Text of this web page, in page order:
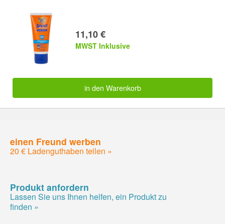
11,10 €
MWST Inklusive
in den Warenkorb
einen Freund werben
20 € Ladenguthaben teilen »
Produkt anfordern
Lassen Sie uns Ihnen helfen, ein Produkt zu
finden »